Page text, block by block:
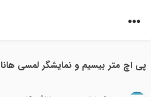
پی اچ متر بیسیم و نمایشگر لمسی هانا HANNA HI2202-01